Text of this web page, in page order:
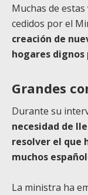
Muchas de
cedidos por el
creación de
hogares
Grandes
Durante su
necesidad de
resolver el que
muchos
La ministra ha